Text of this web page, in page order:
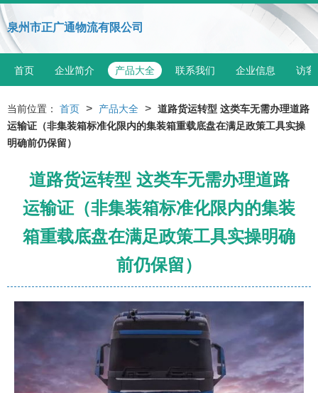
泉州市正广通物流有限公司
首页 企业简介 产品大全 联系我们 企业信息 访客
当前位置： 首页 > 产品大全 > 道路货运转型 这类车无需办理道路
运输证（非集装箱标准化限内的集装箱重载底盘在满足政策工具实操
明确前仍保留）
道路货运转型 这类车无需办理道路
运输证（非集装箱标准化限内的集装
箱重载底盘在满足政策工具实操明确
前仍保留）